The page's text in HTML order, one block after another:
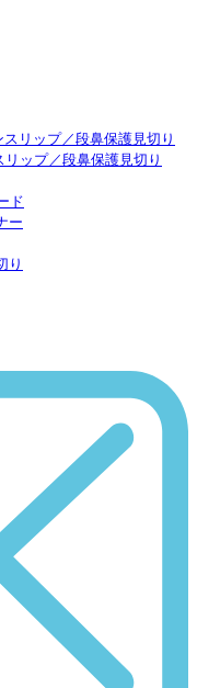
リップ／段鼻保護見切り
ップ／段鼻保護見切り
ド
ー
り